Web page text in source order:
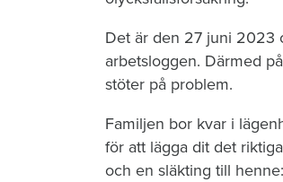
Det är den 27 juni 2023
arbetsloggen. Därmed
stöter på problem.
Familjen bor kvar i
för att lägga dit det
och en släkting till